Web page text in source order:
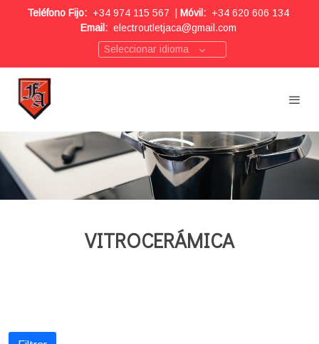
Teléfono Fijo: +34 974 115 567 Móvil: +34 620 606 134
Email: electroutletjaca@gmail.com
Seleccionar idioma
VITROCERÁMICA